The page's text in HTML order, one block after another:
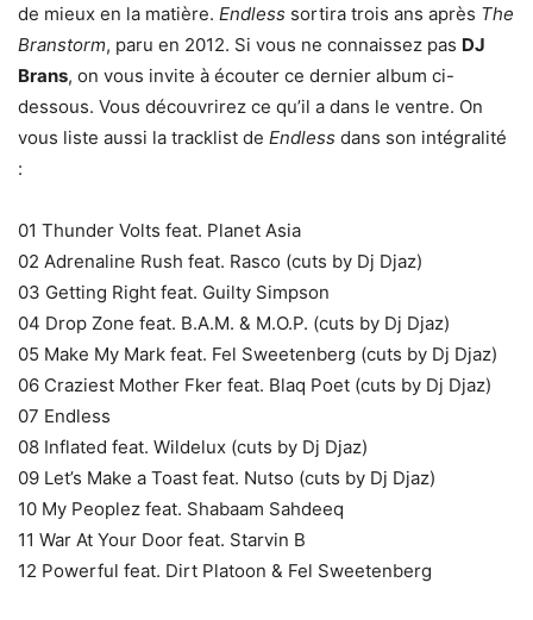
de mieux en la matière. Endless sortira trois ans après The
Branstorm, paru en 2012. Si vous ne connaissez pas DJ
Brans, on vous invite à écouter ce dernier album ci-
dessous. Vous découvrirez ce qu’il a dans le ventre. On
vous liste aussi la tracklist de Endless dans son intégralité
:
01 Thunder Volts feat. Planet Asia
02 Adrenaline Rush feat. Rasco (cuts by Dj Djaz)
03 Getting Right feat. Guilty Simpson
04 Drop Zone feat. B.A.M. & M.O.P. (cuts by Dj Djaz)
05 Make My Mark feat. Fel Sweetenberg (cuts by Dj Djaz)
06 Craziest Mother Fker feat. Blaq Poet (cuts by Dj Djaz)
07 Endless
08 Inflated feat. Wildelux (cuts by Dj Djaz)
09 Let’s Make a Toast feat. Nutso (cuts by Dj Djaz)
10 My Peoplez feat. Shabaam Sahdeeq
11 War At Your Door feat. Starvin B
12 Powerful feat. Dirt Platoon & Fel Sweetenberg